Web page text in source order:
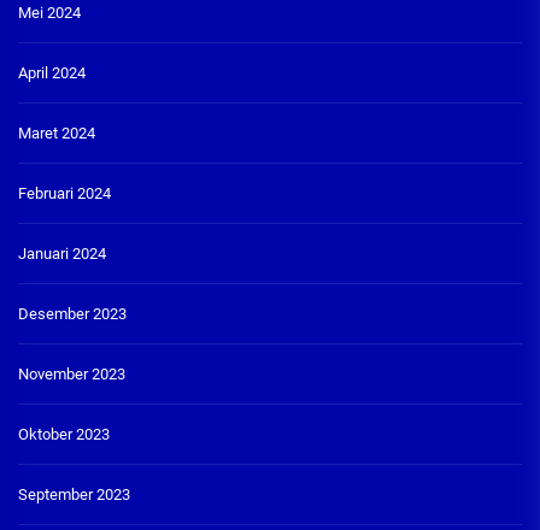
Mei 2024
April 2024
Maret 2024
Februari 2024
Januari 2024
Desember 2023
November 2023
Oktober 2023
September 2023